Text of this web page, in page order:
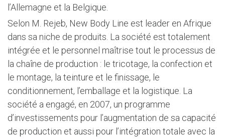
l’Allemagne et la Belgique.
Selon M. Rejeb, New Body Line est leader en Afrique
dans sa niche de produits. La société est totalement
intégrée et le personnel maîtrise tout le processus de
la chaîne de production : le tricotage, la confection et
le montage, la teinture et le finissage, le
conditionnement, l’emballage et la logistique. La
société a engagé, en 2007, un programme
d’investissements pour l’augmentation de sa capacité
de production et aussi pour l’intégration totale avec la